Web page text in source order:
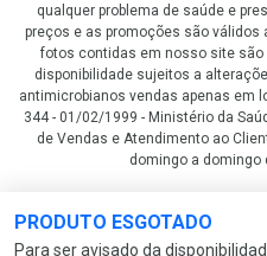
PRODUTO ESGOTADO
Para ser avisado da
qualquer problema de saúde e
preços e as promoções são válidos
fotos contidas em nosso site
disponibilidade sujeitos a
antimicrobianos vendas apenas em
344 - 01/02/1999 - Ministério da
de Vendas e Atendimento ao
domingo a domingo
LGPD Aceite os